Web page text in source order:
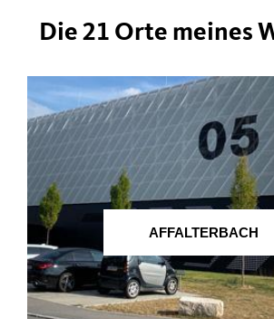
Die 21 Orte meines
AFFALTERBACH